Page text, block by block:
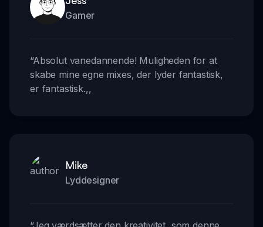
Gamer
“Absolut vanedannende! Muligheden for at
skabe mine egne mixes, der lyder fantastisk,
er fantastisk.,,
Mike
Lyddesigner